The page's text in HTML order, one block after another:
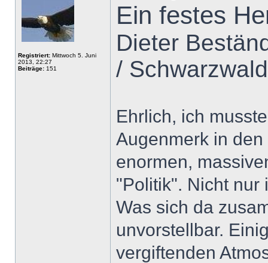
Registriert: Mittwoch 5. Juni
2013, 22:27
Beiträge: 151
Ein festes
Dieter
/ Schwarzwald
Ehrlich, ich
Augenmerk in
enormen,
"Politik". Nicht nur
Was sich da
unvorstellbar.
vergiftenden